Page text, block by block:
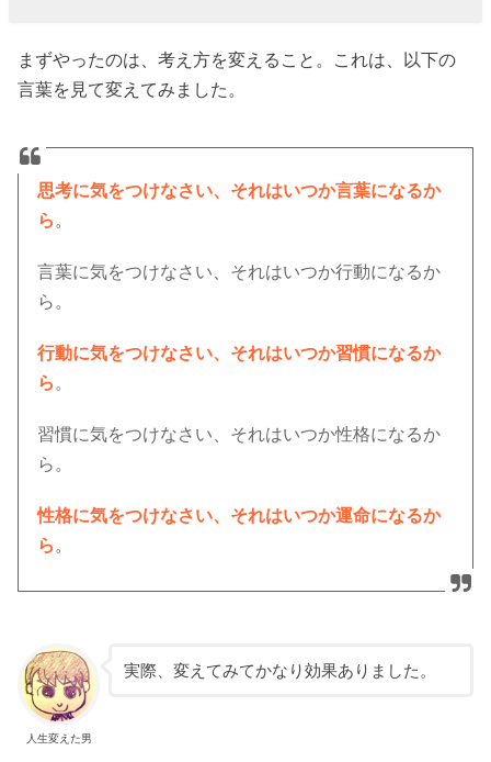
まずやったのは、考え方を変えること。これは、以下の
言葉を見て変えてみました。
思考に気をつけなさい、それはいつか言葉になるか
ら 。
言葉に気をつけなさい、それはいつか行動になるか
ら。
行動に気をつけなさい、それはいつか習慣になるか
ら 。
習慣に気をつけなさい、それはいつか性格になるか
ら。
性格に気をつけなさい、それはいつか運命になるか
ら 。
人生変えた男
実際、変えてみてかなり効果ありました。